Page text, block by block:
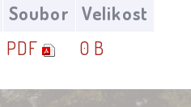
Soubor
Velikost
PDF 0 B